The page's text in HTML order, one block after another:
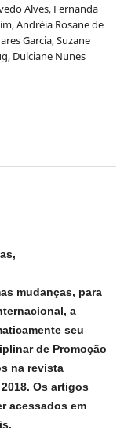
Alves, Fernanda
Andréia Rosane de
Garcia, Suzane
Dulciane Nunes
mudanças, para
a
seu
de Promoção
na revista
Os artigos
acessados em